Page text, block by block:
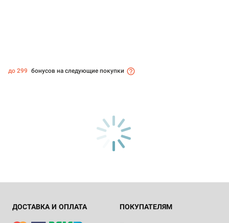
до 299 бонусов на следующие покупки
ДОСТАВКА И ОПЛАТА ПОКУПАТЕЛЯМ